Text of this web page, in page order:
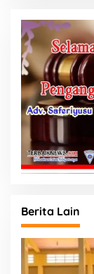
Berita Lain